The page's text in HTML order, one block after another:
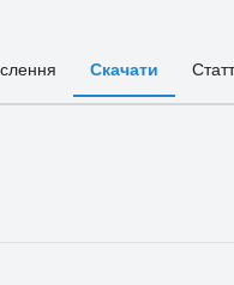
Скачати